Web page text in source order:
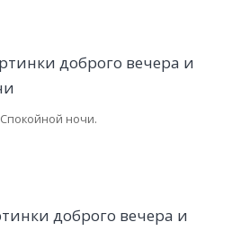
Спокойной ночи.